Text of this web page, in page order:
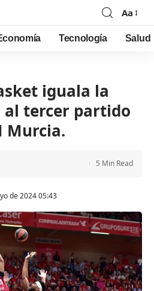
Font
Resizer
Aa
Tecnología Salud
iguala la
al tercer partido
Murcia.
de 2024 05:43
5 Min Read